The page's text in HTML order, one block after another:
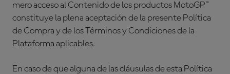
mero acceso al Contenido de los productos MotoGP™
constituye la plena aceptación de la presente Política
de Compra y de los Términos y Condiciones de la
Plataforma aplicables.
En caso de que alguna de las cláusulas de esta Política